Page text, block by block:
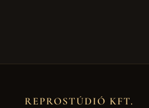
REPROSTÚDIÓ KFT.